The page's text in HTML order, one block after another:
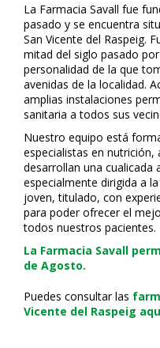
La Farmacia Savall fue
pasado y se encuentra
San Vicente del Raspeig.
mitad del siglo pasado
personalidad de la que
avenidas de la localidad.
amplias instalaciones
sanitaria a todos sus
Nuestro equipo está
especialistas en nutrición,
desarrollan una
especialmente dirigida a
joven, titulado, con
para poder ofrecer el
todos nuestros pacientes.
La Farmacia Savall
de Agosto.
Puedes consultar las
Vicente del Raspeig